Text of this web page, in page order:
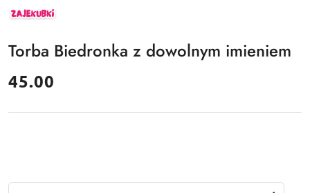
ZAJEKUBKI
Torba Biedronka z dowolnym imieniem
cena:
45.00